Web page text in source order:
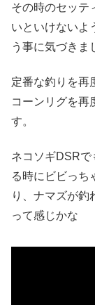
その時のセッテ
いといけないよ
う事に気づきま
定番な釣りを再
コーンリグを再
す。
ネコソギDSRで
る時にビビっち
り、ナマズが釣
って感じかな